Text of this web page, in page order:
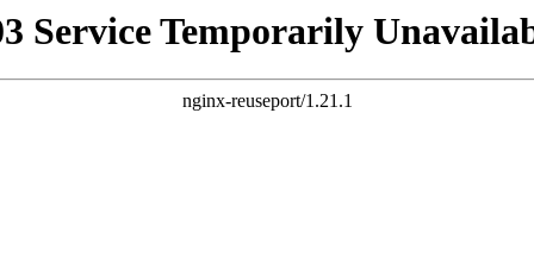
Service Temporarily
nginx-reuseport/1.21.1